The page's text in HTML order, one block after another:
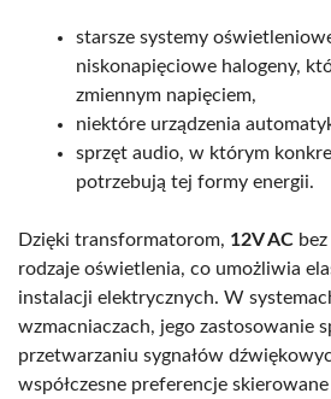
starsze systemy
niskonapięciowe halogeny,
zmiennym napięciem,
niektóre urządzenia
sprzęt audio, w którym
potrzebują tej formy energii.
Dzięki transformatorom, 12V AC
rodzaje oświetlenia, co umożliwia
instalacji elektrycznych. W
wzmacniaczach, jego zastosowanie
przetwarzaniu sygnałów
współczesne preferencje